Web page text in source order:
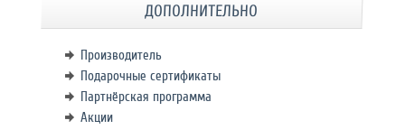
ДОПОЛНИТЕЛЬНО
Производитель
Подарочные сертификаты
Партнёрская программа
Акции